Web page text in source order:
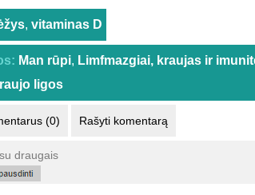
, vitaminas D
Man rūpi, Limfmazgiai, kraujas ir
ligos
(0) Rašyti komentarą
draugais